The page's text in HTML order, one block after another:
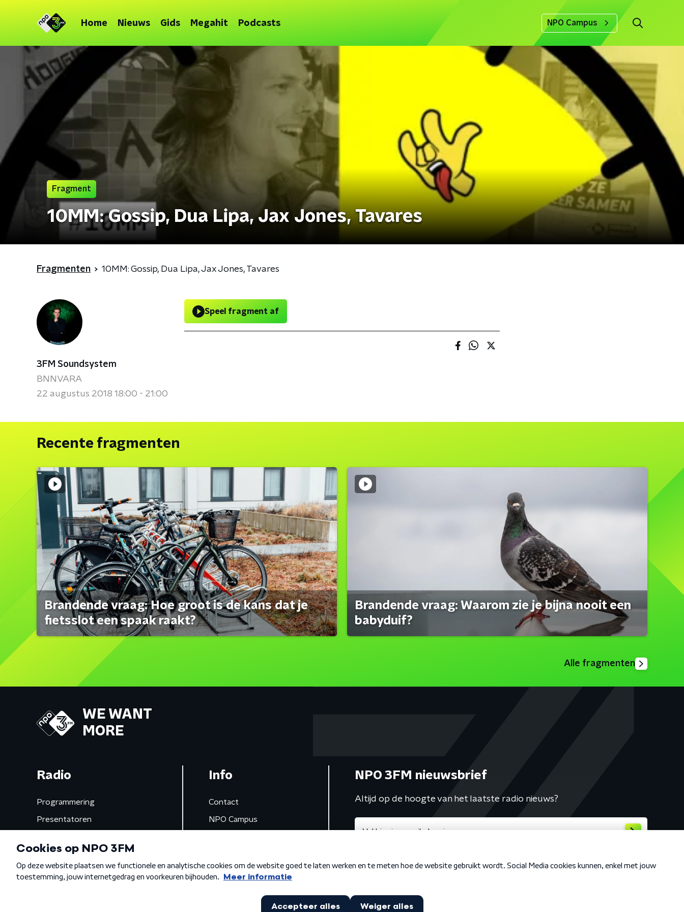
Home Nieuws Gids Megahit Podcasts NPO Campus
Fragment
10MM: Gossip, Dua Lipa, Jax Jones, Tavares
Fragmenten 10MM: Gossip, Dua Lipa, Jax Jones, Tavares
3FM Soundsystem
BNNVARA
22 augustus 2018 18:00 - 21:00
Speel fragment af
Recente fragmenten
Brandende vraag: Hoe groot is de kans dat je
fietsslot een spaak raakt?
Brandende vraag: Waarom zie je bijna nooit een
babyduif?
Alle fragmenten
WE WANT
MORE
Radio
Programmering
Presentatoren
Gemist
Info
Contact
NPO Campus
NPO 3FM nieuwsbrief
Altijd op de hoogte van het laatste radio nieuws?
Algemene voorwaarden Privacybeleid